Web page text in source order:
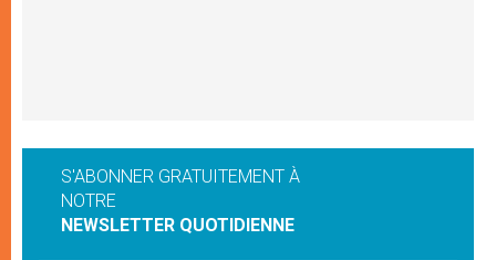
S'ABONNER GRATUITEMENT À
NOTRE
NEWSLETTER QUOTIDIENNE